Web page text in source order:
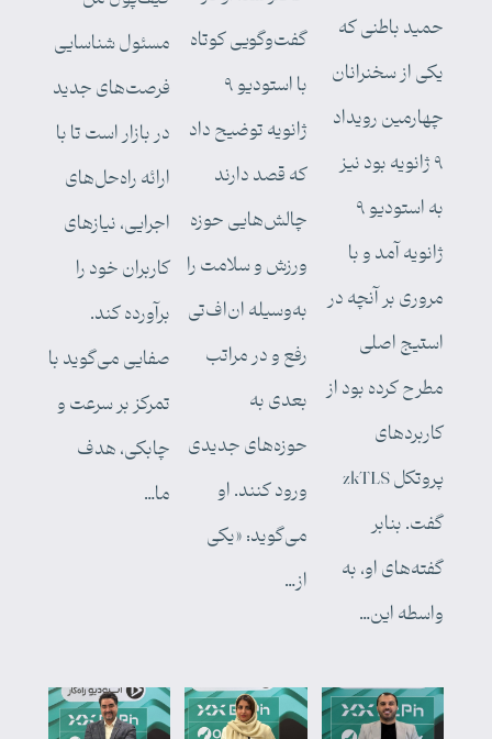
حمید باطنی که
یکی از سخنرانان
چهارمین رویداد
۹ ژانویه بود نیز
به استودیو ۹
ژانویه آمد و با
مروری بر آنچه در
استیج اصلی
مطرح کرده بود از
کاربردهای
پروتکل zkTLS
گفت. بنابر
گفته‌های او، به
واسطه این…
گفت‌وگویی کوتاه
با استودیو ۹
ژانویه توضیح داد
که قصد دارند
چالش‌هایی حوزه
ورزش و سلامت را
به‌وسیله ان‌اف‌تی
رفع و در مراتب
بعدی به
حوزه‌های جدیدی
ورود کنند. او
می‌گوید: «یکی
از…
مسئول شناسایی
فرصت‌های جدید
در بازار است تا با
ارائه راه‌حل‌های
اجرایی، نیازهای
کاربران خود را
برآورده کند.
صفایی می‌گوید با
تمرکز بر سرعت و
چابکی، هدف
ما…